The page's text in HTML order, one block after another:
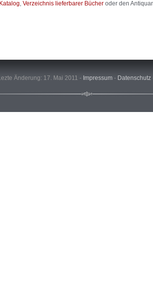
Verzeichnis lieferbarer Bücher oder den
Änderung: 17. Mai 2011 - Impressum - Datenschutz